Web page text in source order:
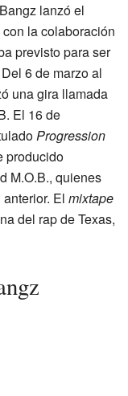
lanzó el
la colaboración
previsto para ser
6 de marzo al
una gira llamada
El 16 de
Progression
producido
M.O.B., quienes
El mixtape
del rap de Texas,